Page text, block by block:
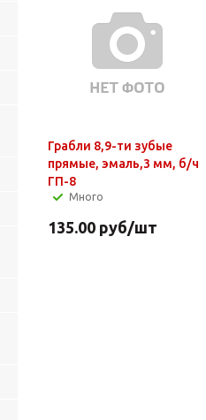
Грабли 8,9-ти зубые
прямые, эмаль,3 мм, б/ч
ГП-8
Много
135.00 руб/шт